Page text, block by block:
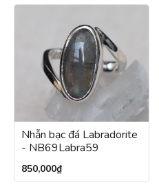
Nhẫn bạc đá Labradorite
- NB69Labra59
850,000₫